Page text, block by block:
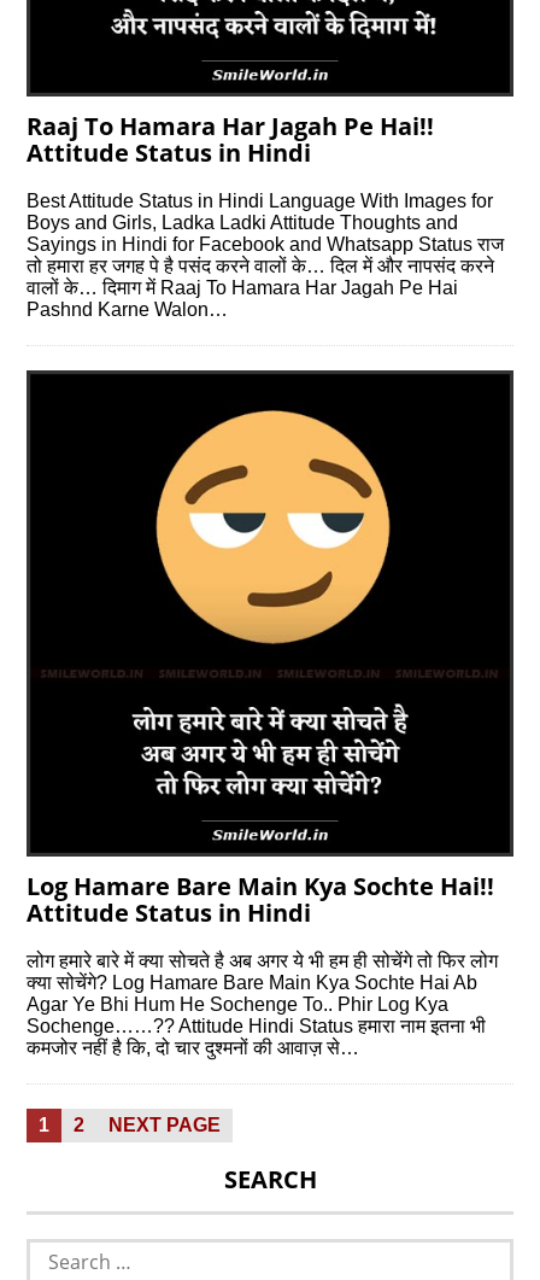
Raaj To Hamara Har Jagah Pe Hai!!
Attitude Status in Hindi
Best Attitude Status in Hindi Language With Images for
Boys and Girls, Ladka Ladki Attitude Thoughts and
Sayings in Hindi for Facebook and Whatsapp Status राज
तो हमारा हर जगह पे है पसंद करने वालों के… दिल में और नापसंद करने
वालों के… दिमाग में Raaj To Hamara Har Jagah Pe Hai
Pashnd Karne Walon…
Log Hamare Bare Main Kya Sochte Hai!!
Attitude Status in Hindi
लोग हमारे बारे में क्या सोचते है अब अगर ये भी हम ही सोचेंगे तो फिर लोग
क्या सोचेंगे? Log Hamare Bare Main Kya Sochte Hai Ab
Agar Ye Bhi Hum He Sochenge To.. Phir Log Kya
Sochenge……?? Attitude Hindi Status हमारा नाम इतना भी
कमजोर नहीं है कि, दो चार दुश्मनों की आवाज़ से…
Posts
pagination
PAGE
1 PAGE
2 NEXT PAGE
SEARCH
Search